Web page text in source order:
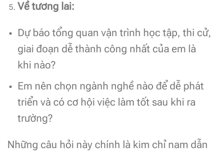
Về tương lai:
Dự báo tổng quan vận trình học tập, thi cử,
giai đoạn dễ thành công nhất của em là
khi nào?
Em nên chọn ngành nghề nào để dễ phát
triển và có cơ hội việc làm tốt sau khi ra
trường?
Những câu hỏi này chính là kim chỉ nam dẫn